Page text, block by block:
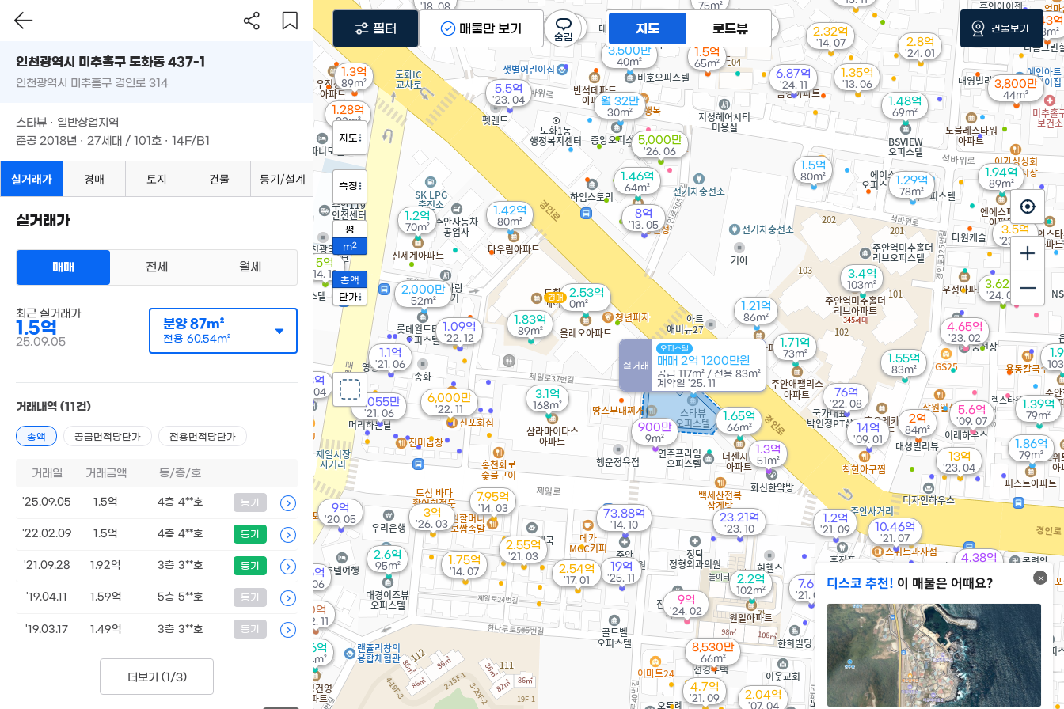
1.28억
92m²
2.53억
0m²
경매
1.83억
89m²
월 32만
30m²
3,500만
40m²
1.21억
86m²
1.46억
64m²
5,000만
'26. 06
3.1억
168m²
2,000만
52m²
1.5억
80m²
3억
'26. 03
1.55억
83m²
1.2억
70m²
3.4억
103m²
1.71억
73m²
실거래
오피스텔
매매 2억 1200만원
공급 117m² / 전용 83m²
계약일 '25. 11
19억
'25. 11
7.6억
'25. 08
1.94억
89m²
1.48억
69m²
1.39억
79m²
1.5억
65m²
1.29억
78m²
1.42억
80m²
6.87억
'24. 11
1.3억
89m²
3.62억
'24. 09
1.43억
58m²
1.6억
84m² 3.5억
'24. 05
8,530만
66m²
4.3억
'24. 04
1.86억
79m²
9억
'24. 02
2.8억
'24. 01
23.21억
'23. 10
2억
84m²
5.5억
'23. 04
13억
'23. 04
3.5억
'23. 02
1.65억
66m²
4.65억
'23. 02
75m²
1.09억
'22. 12
6,000만
'22. 11
10억
'22. 11
'22. 08
76억
'22. 08
3,800만
44m²
1.9억
1.3억
51m²
2.2억
102m²
2.6억
95m²
4.7억
'21. 09
1.2억
'21. 09
7.6억
'21. 08
10.46억
'21. 07
1.9억
87m²
1.1억
'21. 06
2,055만
'21. 06
2.55억
'21. 03
41m²
6.16억
'20. 06
9억
'20. 05
4.38억
'20. 04
6.5억
'20. 04
'18. 08
900만
9m²
2.54억
'17. 01
3.1억
'16. 03 53m²
5억
'14. 12
73.88억
'14. 10
2.32억
'14. 07
1.75억
'14. 07
7.95억
'14. 03
1.35억
'13. 06
8억
'13. 05
5.6억
'09. 07
14억
'09. 01
2.04억
'07. 04
디스코 추천! 이 매물은 어때요?
지도 로드뷰
지도
측정
평
m2
총액
단가
필터 매물만 보기 건물보기
인천광역시 미추홀구 도화동 437-1
인천광역시 미추홀구 경인로 314
스타뷰 · 일반상업지역
준공 2018년 · 27세대 / 101호 · 14F/B1
실거래가 경매 토지 건물 등기/설계
실거래가
매매 전세 월세
최근 실거래가
1.5억
25.09.05
분양87m²
전용 60.54m²
거래내역 (11건)
총액 공급면적당단가 전용면적당단가
거래일 거래금액 동/층/호
'25.09.05 1.5억 4층 4**호 등기
'22.02.09 1.5억 4층 4**호 등기
'21.09.28 1.92억 3층 3**호 등기
'19.04.11 1.59억 5층 5**호 등기
'19.03.17 1.49억 3층 3**호 등기
더보기 (1/3)